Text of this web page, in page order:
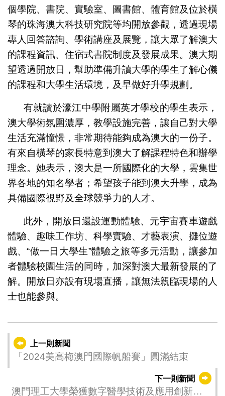
個學院、書院、實驗室、圖書館、體育館及位於橫
琴的珠海澳大科技研究院等均開放參觀，透過現場
專人回答諮詢、學術講座及展覽，讓大眾了解澳大
的課程資訊、住宿式書院制度及發展成果。澳大期
望透過開放日，幫助準備升讀大學的學生了解心儀
的課程和大學生活環境，及早做好升學規劃。
有就讀於濠江中學附屬英才學校的學生表示，
澳大學術氛圍濃厚，教學設施完善，讓自己對大學
生活充滿憧憬，非常期待能夠成為澳大的一份子。
有來自橫琴的家長特意到澳大了解課程特色和辦學
理念。她表示，澳大是一所國際化的大學，雲集世
界各地的知名學者；希望孩子能到澳大升學，成為
具備國際視野及全球競爭力的人才。
此外，開放日還設運動體驗、元宇宙賽車遊戲
體驗、趣味工作坊、科學實驗、才藝表演、攤位遊
戲、“做一日大學生”體驗之旅等多元活動，讓參加
者體驗校園生活的同時，加深對澳大最新發展的了
解。開放日亦設有現場直播，讓無法親臨現場的人
士也能參與。
上一則新聞
「2024美高梅澳門國際帆船賽」圓滿結束
下一則新聞
澳門理工大學榮獲數字醫學技術及應用創新大